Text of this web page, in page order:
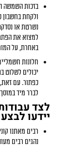
בזכות השמשה
ולקחת
נשרטת או
למצוא את
באחרת, על
חלונות
יכולים לשלוט
כפתור. עם זאת,
לברר מיד
לצד
יידעו
רבים מאתנו
נהגים רבים